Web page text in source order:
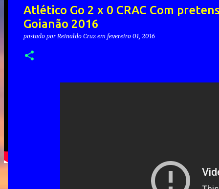
Atlético Go 2 x 0 CRAC Com
Goianão 2016
postado por Reinaldo Cruz em fevereiro 01, 2016